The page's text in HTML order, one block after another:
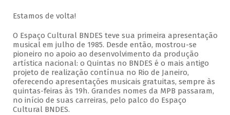
Estamos de volta!
O Espaço Cultural BNDES teve sua primeira apresentação
musical em julho de 1985. Desde então, mostrou-se
pioneiro no apoio ao desenvolvimento da produção
artística nacional: o Quintas no BNDES é o mais antigo
projeto de realização contínua no Rio de Janeiro,
oferecendo apresentações musicais gratuitas, sempre às
quintas-feiras às 19h. Grandes nomes da MPB passaram,
no início de suas carreiras, pelo palco do Espaço
Cultural BNDES.